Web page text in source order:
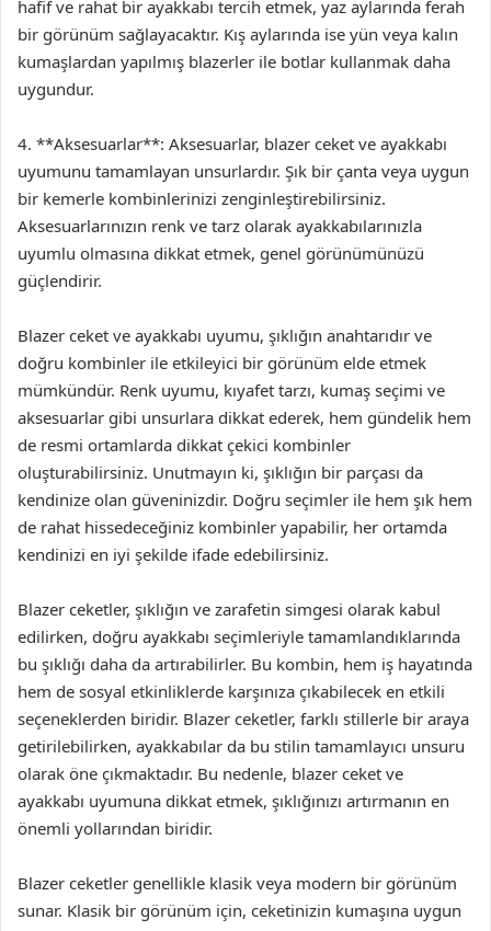
hafif ve rahat bir ayakkabı tercih etmek, yaz aylarında ferah
bir görünüm sağlayacaktır. Kış aylarında ise yün veya kalın
kumaşlardan yapılmış blazerler ile botlar kullanmak daha
uygundur.
4. **Aksesuarlar**: Aksesuarlar, blazer ceket ve ayakkabı
uyumunu tamamlayan unsurlardır. Şık bir çanta veya uygun
bir kemerle kombinlerinizi zenginleştirebilirsiniz.
Aksesuarlarınızın renk ve tarz olarak ayakkabılarınızla
uyumlu olmasına dikkat etmek, genel görünümünüzü
güçlendirir.
Blazer ceket ve ayakkabı uyumu, şıklığın anahtarıdır ve
doğru kombinler ile etkileyici bir görünüm elde etmek
mümkündür. Renk uyumu, kıyafet tarzı, kumaş seçimi ve
aksesuarlar gibi unsurlara dikkat ederek, hem gündelik hem
de resmi ortamlarda dikkat çekici kombinler
oluşturabilirsiniz. Unutmayın ki, şıklığın bir parçası da
kendinize olan güveninizdir. Doğru seçimler ile hem şık hem
de rahat hissedeceğiniz kombinler yapabilir, her ortamda
kendinizi en iyi şekilde ifade edebilirsiniz.
Blazer ceketler, şıklığın ve zarafetin simgesi olarak kabul
edilirken, doğru ayakkabı seçimleriyle tamamlandıklarında
bu şıklığı daha da artırabilirler. Bu kombin, hem iş hayatında
hem de sosyal etkinliklerde karşınıza çıkabilecek en etkili
seçeneklerden biridir. Blazer ceketler, farklı stillerle bir araya
getirilebilirken, ayakkabılar da bu stilin tamamlayıcı unsuru
olarak öne çıkmaktadır. Bu nedenle, blazer ceket ve
ayakkabı uyumuna dikkat etmek, şıklığınızı artırmanın en
önemli yollarından biridir.
Blazer ceketler genellikle klasik veya modern bir görünüm
sunar. Klasik bir görünüm için, ceketinizin kumaşına uygun